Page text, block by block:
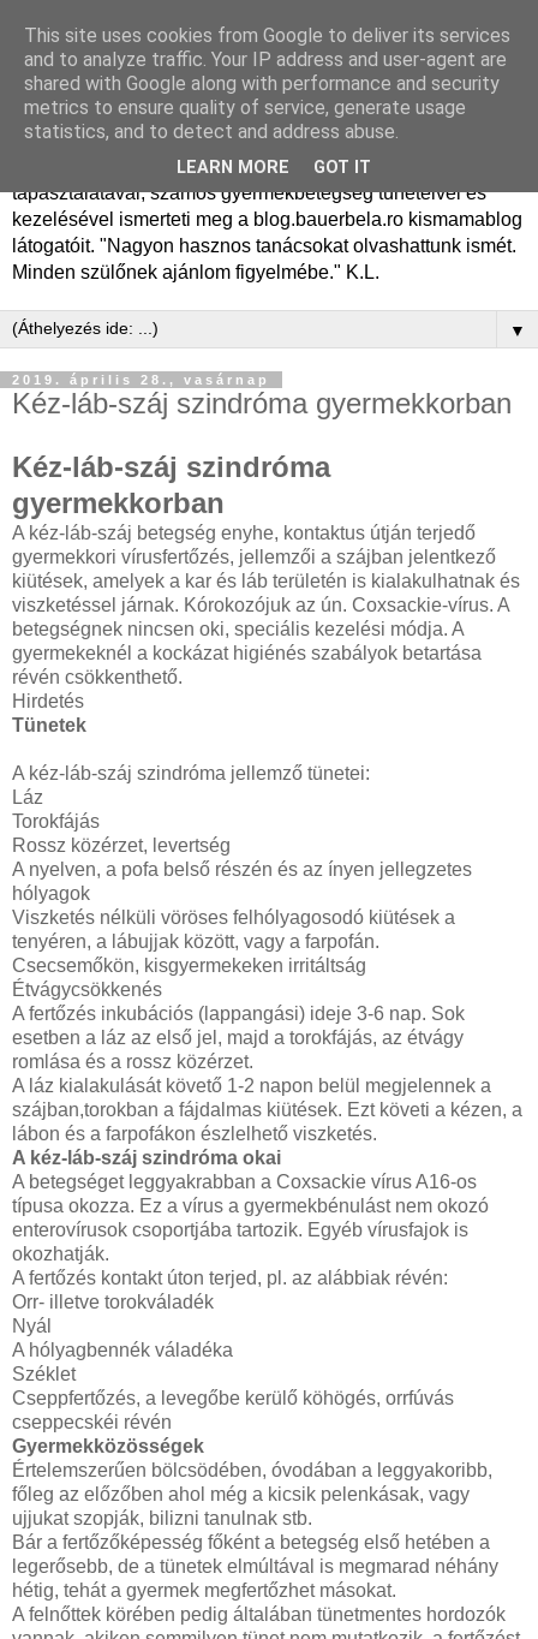
Dr. Bauer Béla Ph.D.
gyermekgyógyász
Dr. Bauer Béla Ph.D. gyermekgyógyász főorvos, 50 éves
tapasztalatával, számos gyermekbetegség tüneteivel és
kezelésével ismerteti meg a blog.bauerbela.ro kismamablog
látogatóit. "Nagyon hasznos tanácsokat olvashattunk ismét.
Minden szülőnek ajánlom figyelmébe." K.L.
▼
2019. április 28., vasárnap
Kéz-láb-száj szindróma gyermekkorban
Kéz-láb-száj szindróma
gyermekkorban
A kéz-láb-száj betegség enyhe, kontaktus útján terjedő
gyermekkori vírusfertőzés, jellemzői a szájban jelentkező
kiütések, amelyek a kar és láb területén is kialakulhatnak és
viszketéssel járnak. Kórokozójuk az ún. Coxsackie-vírus. A
betegségnek nincsen oki, speciális kezelési módja. A
gyermekeknél a kockázat higiénés szabályok betartása
révén csökkenthető.
Hirdetés
Tünetek
A kéz-láb-száj szindróma jellemző tünetei:
Láz
Torokfájás
Rossz közérzet, levertség
A nyelven, a pofa belső részén és az ínyen jellegzetes
hólyagok
Viszketés nélküli vöröses felhólyagosodó kiütések a
tenyéren, a lábujjak között, vagy a farpofán.
Csecsemőkön, kisgyermekeken irritáltság
Étvágycsökkenés
A fertőzés inkubációs (lappangási) ideje 3-6 nap. Sok
esetben a láz az első jel, majd a torokfájás, az étvágy
romlása és a rossz közérzet.
A láz kialakulását követő 1-2 napon belül megjelennek a
szájban,torokban a fájdalmas kiütések. Ezt követi a kézen, a
lábon és a farpofákon észlelhető viszketés.
A kéz-láb-száj szindróma okai
A betegséget leggyakrabban a Coxsackie vírus A16-os
típusa okozza. Ez a vírus a gyermekbénulást nem okozó
enterovírusok csoportjába tartozik. Egyéb vírusfajok is
okozhatják.
A fertőzés kontakt úton terjed, pl. az alábbiak révén:
Orr- illetve torokváladék
Nyál
A hólyagbennék váladéka
Széklet
Cseppfertőzés, a levegőbe kerülő köhögés, orrfúvás
cseppecskéi révén
Gyermekközösségek
Értelemszerűen bölcsödében, óvodában a leggyakoribb,
főleg az előzőben ahol még a kicsik pelenkásak, vagy
ujjukat szopják, bilizni tanulnak stb.
Bár a fertőzőképesség főként a betegség első hetében a
legerősebb, de a tünetek elmúltával is megmarad néhány
hétig, tehát a gyermek megfertőzhet másokat.
A felnőttek körében pedig általában tünetmentes hordozók
This site uses cookies from Google to deliver its services
and to analyze traffic. Your IP address and user-agent are
shared with Google along with performance and security
metrics to ensure quality of service, generate usage
statistics, and to detect and address abuse.
LEARN MORE GOT IT